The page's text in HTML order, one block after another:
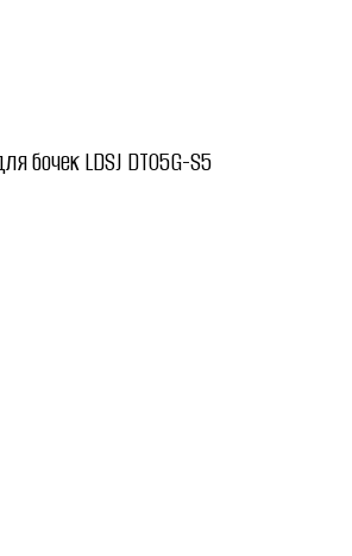
бочек LDSJ DT05G-S5